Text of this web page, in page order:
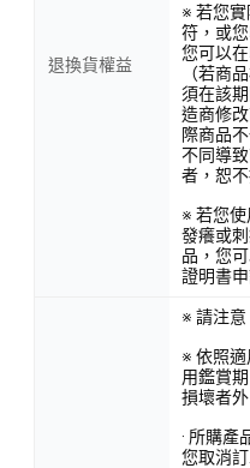
退換貨權益
※ 若您
符，或
您可以
（若商
須在該
造商修
際商品
不同導
者，恕
※ 若您使
發癢或
品，您
證明書
※ 請注意
※ 依照
用鑑賞
損壞者
· 所購產
您取消